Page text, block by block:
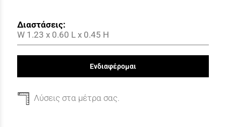
Διαστάσεις:
W 1.23 x 0.60 L x 0.45 H
Ενδιαφέρομαι
Λύσεις στα μέτρα σας.